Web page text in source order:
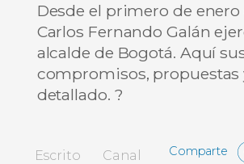
Desde el primero de enero
Carlos Fernando Galán
alcalde de Bogotá. Aquí
compromisos, propuestas
detallado. ?
Escrito
Canal